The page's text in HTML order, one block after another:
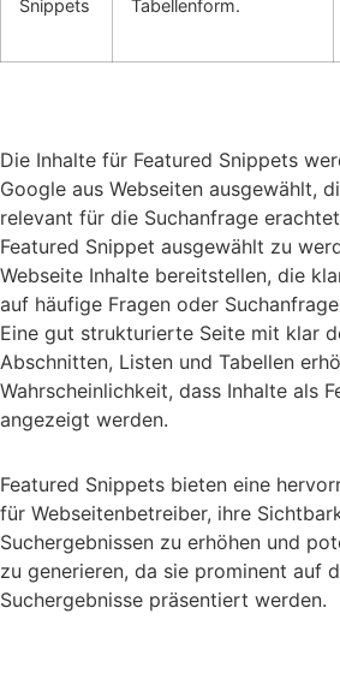
Snippets
Tabellenform.
Die Inhalte für Featured Snippets
Google aus Webseiten ausgewählt,
relevant für die Suchanfrage
Featured Snippet ausgewählt zu
Webseite Inhalte bereitstellen, die
auf häufige Fragen oder
Eine gut strukturierte Seite mit klar
Abschnitten, Listen und Tabellen
Wahrscheinlichkeit, dass Inhalte als
angezeigt werden.
Featured Snippets bieten eine
für Webseitenbetreiber, ihre
Suchergebnissen zu erhöhen und
zu generieren, da sie prominent auf
Suchergebnisse präsentiert werden.